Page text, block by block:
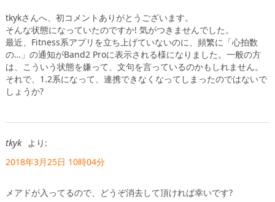
tkykさんへ、初コメントありがとうございます。
そんな状態になっていたのですか! 気がつきませんでした。
最近、Fitness系アプリを立ち上げていないのに、頻繁に「心拍数
の…」の通知がBand2 Proに表示される様になりました。一般の方
は、こういう状態を嫌って、文句を言っているのかもしれません。
それで、1.2系になって、連携できなくなってしまったのではないで
しょうか?
tkyk
より:
2018年3月25日 10時04分
メアドが入ってるので、どうぞ消去して頂ければ幸いです?